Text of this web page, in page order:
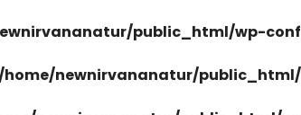
public_html/wp-
home/newnirvananatur/